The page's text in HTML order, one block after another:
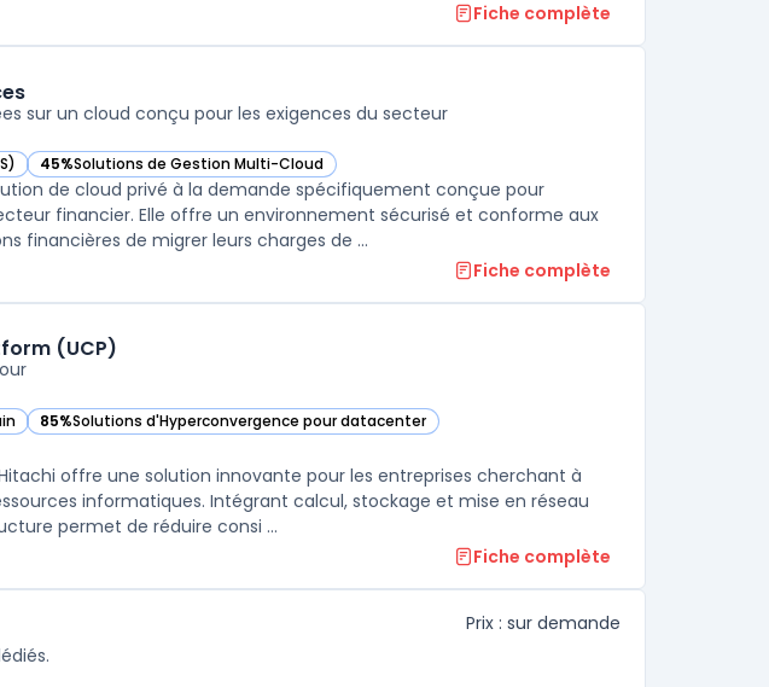
Fiche complète
sur un cloud conçu pour les exigences du secteur
catégorie
45%Solutions de Gestion Multi-Cloud
— voir IBM Cloud for Financial Services dans cette catégorie
de cloud privé à la demande spécifiquement conçue pour
financier. Elle offre un environnement sécurisé et conforme aux
financières de migrer leurs charges de ...
Fiche complète
(UCP)
dans cette catégorie
85%Solutions d'Hyperconvergence pour datacenter
— voir Hitachi Unified Compute Platform (UCP) dans cette catégorie
cette catégorie
offre une solution innovante pour les entreprises cherchant à
informatiques. Intégrant calcul, stockage et mise en réseau
permet de réduire consi ...
Fiche complète
Prix : sur demande